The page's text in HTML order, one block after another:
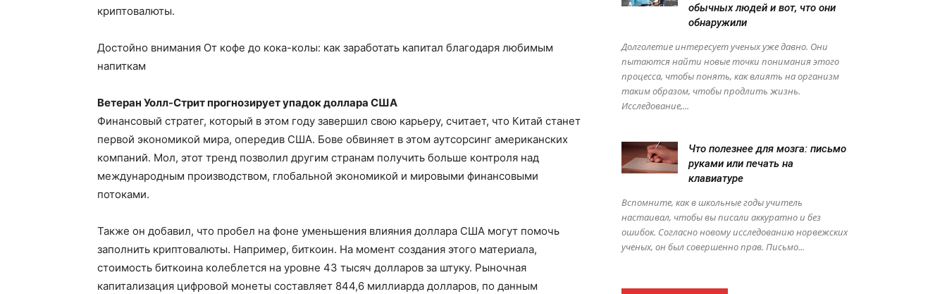
криптовалюты.
Достойно внимания От кофе до кока-колы: как заработать капитал благодаря любимым
напиткам
Ветеран Уолл-Стрит прогнозирует упадок доллара США
Финансовый стратег, который в этом году завершил свою карьеру, считает, что Китай станет
первой экономикой мира, опередив США. Бове обвиняет в этом аутсорсинг американских
компаний. Мол, этот тренд позволил другим странам получить больше контроля над
международным производством, глобальной экономикой и мировыми финансовыми
потоками.
Также он добавил, что пробел на фоне уменьшения влияния доллара США могут помочь
заполнить криптовалюты. Например, биткоин. На момент создания этого материала,
стоимость биткоина колеблется на уровне 43 тысяч долларов за штуку. Рыночная
капитализация цифровой монеты составляет 844,6 миллиарда долларов, по данным
обычных людей и вот, что они
обнаружили
Долголетие интересует ученых уже давно. Они
пытаются найти новые точки понимания этого
процесса, чтобы понять, как влиять на организм
таким образом, чтобы продлить жизнь.
Исследование,...
Что полезнее для мозга: письмо
руками или печать на
клавиатуре
Вспомните, как в школьные годы учитель
настаивал, чтобы вы писали аккуратно и без
ошибок. Согласно новому исследованию норвежских
ученых, он был совершенно прав. Письмо...